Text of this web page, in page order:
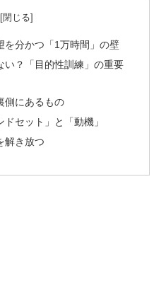
を分かつ「1万時間」の壁
い？「目的性訓練」の重要
側にあるもの
セット」と「動機」
解き放つ